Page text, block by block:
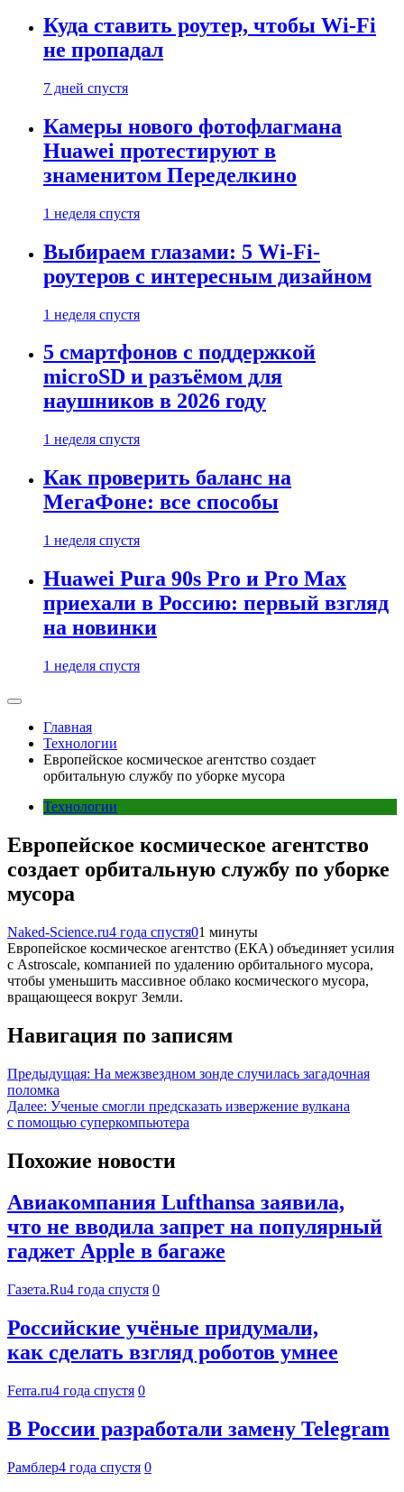
Куда ставить роутер, чтобы Wi-Fi
не пропадал
7 дней спустя
Камеры нового фотофлагмана
Huawei протестируют в
знаменитом Переделкино
1 неделя спустя
Выбираем глазами: 5 Wi-Fi-
роутеров с интересным дизайном
1 неделя спустя
5 смартфонов с поддержкой
microSD и разъёмом для
наушников в 2026 году
1 неделя спустя
Как проверить баланс на
МегаФоне: все способы
1 неделя спустя
Huawei Pura 90s Pro и Pro Max
приехали в Россию: первый взгляд
на новинки
1 неделя спустя
Главная
Технологии
Европейское космическое агентство создает
орбитальную службу по уборке мусора
Технологии
Европейское космическое агентство
создает орбитальную службу по уборке
мусора
Naked-Science.ru4 года спустя01 минуты
Европейское космическое агентство (ЕКА) объединяет усилия
с Astroscale, компанией по удалению орбитального мусора,
чтобы уменьшить массивное облако космического мусора,
вращающееся вокруг Земли.
Навигация по записям
Предыдущая: На межзвездном зонде случилась загадочная
поломка
Далее: Ученые смогли предсказать извержение вулкана
с помощью суперкомпьютера
Похожие новости
Авиакомпания Lufthansa заявила,
что не вводила запрет на популярный
гаджет Apple в багаже
Газета.Ru4 года спустя 0
Российские учёные придумали,
как сделать взгляд роботов умнее
Ferra.ru4 года спустя 0
В России разработали замену Telegram
Рамблер4 года спустя 0